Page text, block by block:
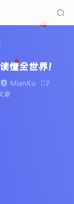
懂全世界！
MianKu
7
章